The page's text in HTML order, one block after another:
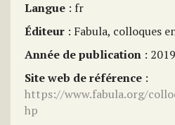
Langue : fr
Éditeur : Fabula, colloques
Année de publication : 2019
Site web de référence :
https://www.fabula.org/
hp